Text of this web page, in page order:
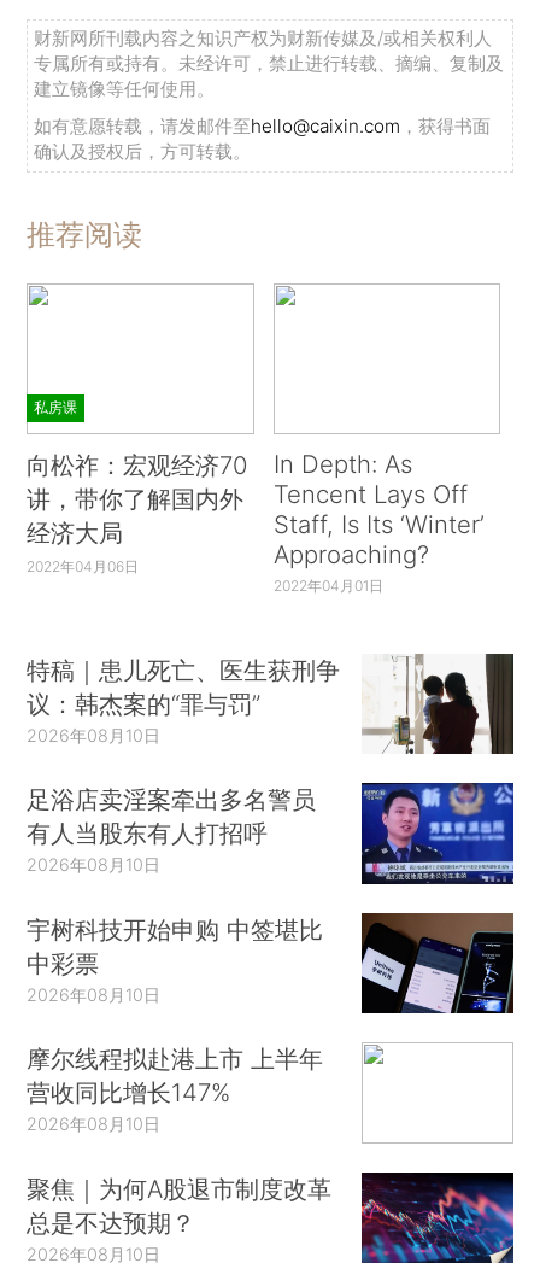
财新网所刊载内容之知识产权为财新传媒及/或相关权利人
专属所有或持有。未经许可，禁止进行转载、摘编、复制及
建立镜像等任何使用。
如有意愿转载，请发邮件至hello@caixin.com ，获得书面
确认及授权后，方可转载。
推荐阅读
私房课
向松祚：宏观经济70
讲，带你了解国内外
经济大局
2022年04月06日
In Depth: As
Tencent Lays Off
Staff, Is Its ‘Winter’
Approaching?
2022年04月01日
特稿｜患儿死亡、医生获刑争
议：韩杰案的“罪与罚”
2026年08月10日
足浴店卖淫案牵出多名警员
有人当股东有人打招呼
2026年08月10日
宇树科技开始申购 中签堪比
中彩票
2026年08月10日
摩尔线程拟赴港上市 上半年
营收同比增长147%
2026年08月10日
聚焦｜为何A股退市制度改革
总是不达预期？
2026年08月10日